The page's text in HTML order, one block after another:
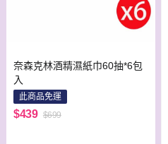
奈森克林酒精濕紙巾60抽*6包
入
此商品免運
$439 $699